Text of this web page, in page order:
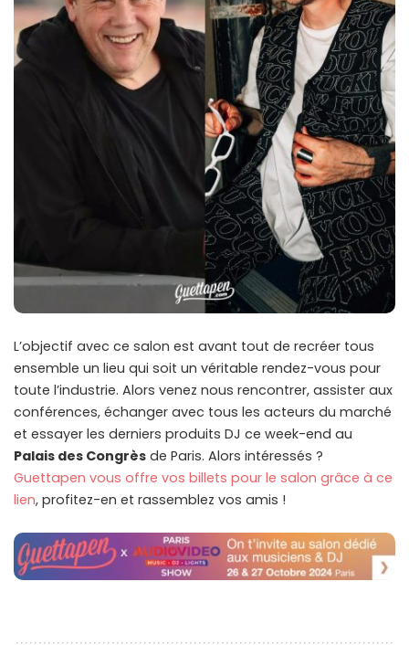
L’objectif avec ce salon est avant tout de recréer tous
ensemble un lieu qui soit un véritable rendez-vous pour
toute l’industrie. Alors venez nous rencontrer, assister aux
conférences, échanger avec tous les acteurs du marché
et essayer les derniers produits DJ ce week-end au
Palais des Congrès de Paris. Alors intéressés ?
Guettapen vous offre vos billets pour le salon grâce à ce
lien, profitez-en et rassemblez vos amis !